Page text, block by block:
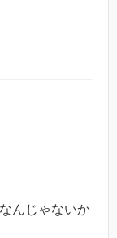
んじゃないか